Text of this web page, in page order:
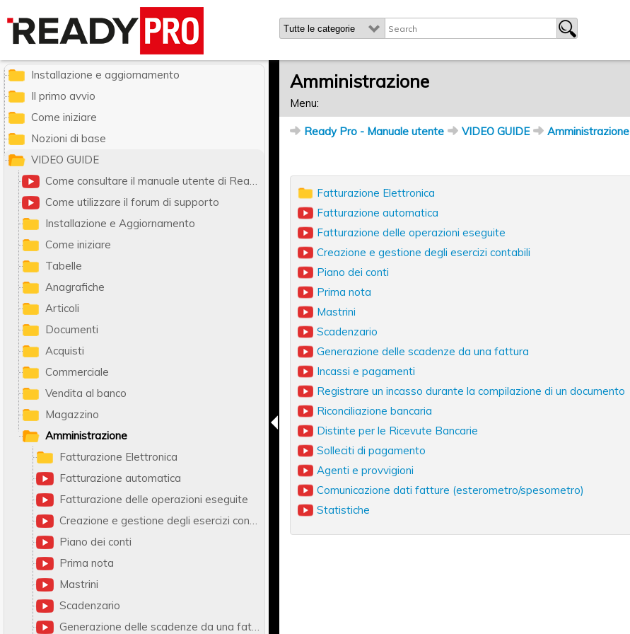
Amministrazione
Menu:
Ready Pro - Manuale utente VIDEO GUIDE Amministrazione
Fatturazione Elettronica
Fatturazione automatica
Fatturazione delle operazioni eseguite
Creazione e gestione degli esercizi contabili
Piano dei conti
Prima nota
Mastrini
Scadenzario
Generazione delle scadenze da una fattura
Incassi e pagamenti
Registrare un incasso durante la compilazione di un documento
Riconciliazione bancaria
Distinte per le Ricevute Bancarie
Solleciti di pagamento
Agenti e provvigioni
Comunicazione dati fatture (esterometro/spesometro)
Statistiche
Ready Pro - Manuale utente
Installazione e aggiornamento
Il primo avvio
Come iniziare
Nozioni di base
VIDEO GUIDE
Come consultare il manuale utente di Ready Pro
Come utilizzare il forum di supporto
Installazione e Aggiornamento
Come iniziare
Tabelle
Anagrafiche
Articoli
Documenti
Acquisti
Commerciale
Vendita al banco
Magazzino
Amministrazione
Fatturazione Elettronica
Fatturazione automatica
Fatturazione delle operazioni eseguite
Creazione e gestione degli esercizi contabili
Piano dei conti
Prima nota
Mastrini
Scadenzario
Generazione delle scadenze da una fattura